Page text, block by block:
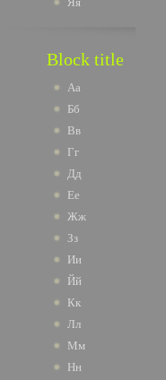
Block title
Аа
Бб
Вв
Гг
Дд
Ее
Жж
Зз
Ии
Йй
Кк
Лл
Мм
Нн